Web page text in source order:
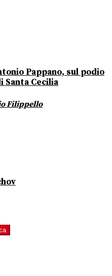
Pappano, sul podio
Santa Cecilia
Filippello